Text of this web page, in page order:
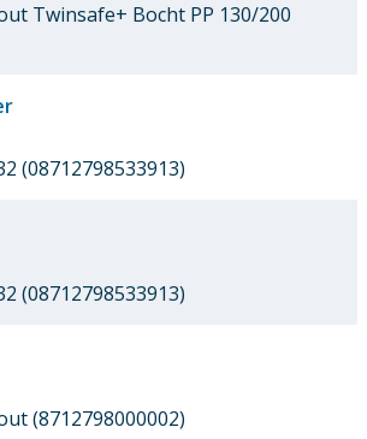
Twinsafe+ Bocht PP 130/200
(08712798533913)
(08712798533913)
(8712798000002)